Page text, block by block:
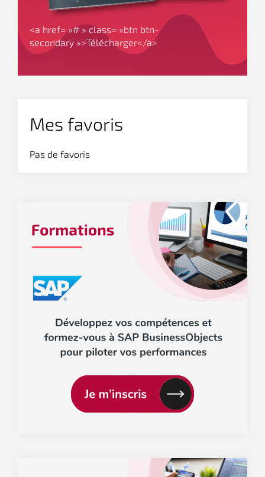
<a href= »# » class= »btn btn-
secondary »>Télécharger</a>
Mes favoris
Pas de favoris